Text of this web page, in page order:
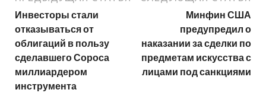
Инвесторы стали
отказываться от
облигаций в пользу
сделавшего Сороса
миллиардером
инструмента
Минфин США
предупредил о
наказании за сделки по
предметам искусства с
лицами под санкциями